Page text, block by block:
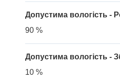
Допустима вологість -
90 %
Допустима вологість -
10 %